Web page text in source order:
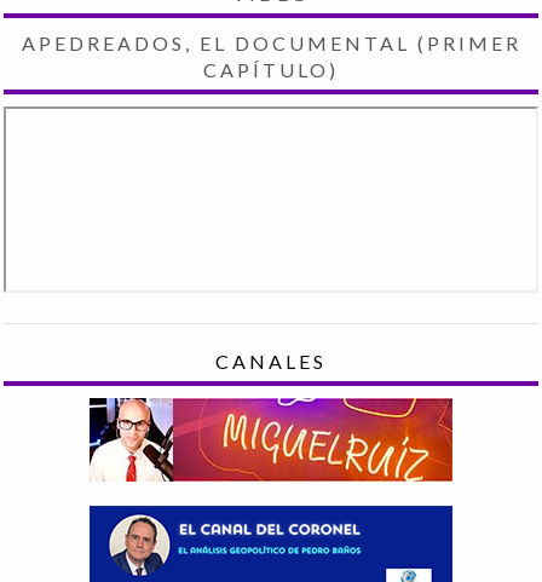
APEDREADOS, EL DOCUMENTAL (PRIMER
CAPÍTULO)
CANALES